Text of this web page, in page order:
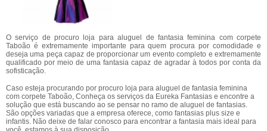
O serviço de procuro loja para aluguel de fantasia feminina com corpete
Taboão é extremamente importante para quem procura por comodidade e
deseja uma peça capaz de proporcionar um evento completo e extremamente
qualificado por meio de uma fantasia capaz de agradar à todos por conta da
sofisticação.
Caso esteja procurando por procuro loja para aluguel de fantasia feminina
com corpete Taboão, Conheça os serviços da Eureka Fantasias e encontre a
solução que está buscando ao se pensar no ramo de aluguel de fantasias.
São opções variadas que a empresa oferece, como fantasias plus size e
infantis. Não deixe de falar conosco para encontrar a fantasia mais ideal para